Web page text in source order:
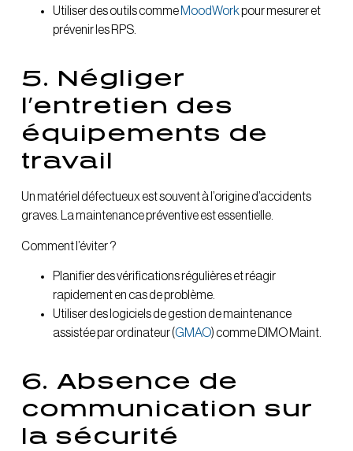
Utiliser des outils comme MoodWorkpour mesurer et
prévenir les RPS.
5. Négliger
l’entretien des
équipements de
travail
Un matériel défectueux est souvent à l’origine d’accidents
graves. La maintenance préventive est essentielle.
Comment l’éviter ?
Planifier des vérifications régulières et réagir
rapidement en cas de problème.
Utiliser des logiciels de gestion de maintenance
assistée par ordinateur (GMAO) comme DIMO Maint.
6. Absence de
communication sur
la sécurité